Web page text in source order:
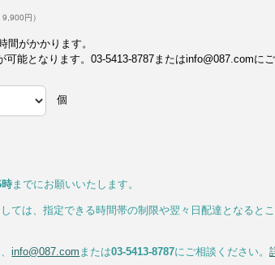
9,900円）
間がかかります。
能となります。03-5413-8787またはinfo@087.comにご
個
時までにお願いいたします。
ては、指定できる時間帯の制限や翌々日配達となると
info@087.com または03-5413-8787にご相談ください。